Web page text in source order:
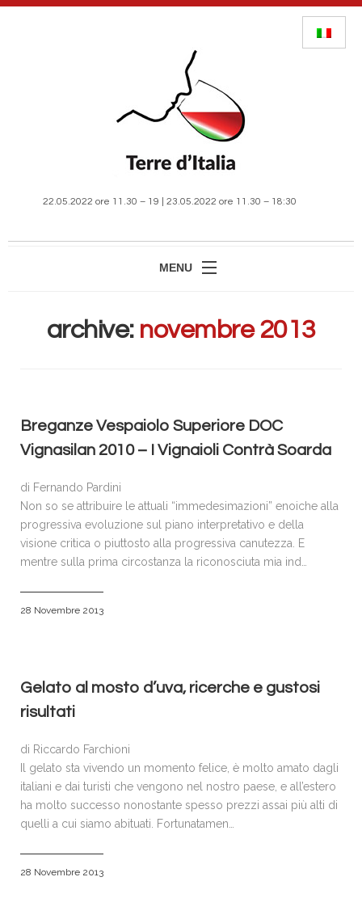
22.05.2022 ore 11.30 – 19 | 23.05.2022 ore 11.30 – 18:30
MENU
MANIFESTAZIONE
ACCREDITI E PRENOTAZIONI
SPONSOR & PARTNERS
NEWS
CONTATTI
POLICY
archive: novembre 2013
Breganze Vespaiolo Superiore DOC
Vignasilan 2010 – I Vignaioli Contrà Soarda
di Fernando Pardini
Non so se attribuire le attuali “immedesimazioni” enoiche alla
progressiva evoluzione sul piano interpretativo e della
visione critica o piuttosto alla progressiva canutezza. E
mentre sulla prima circostanza la riconosciuta mia ind…
28 Novembre 2013
Gelato al mosto d’uva, ricerche e gustosi
risultati
di Riccardo Farchioni
Il gelato sta vivendo un momento felice, è molto amato dagli
italiani e dai turisti che vengono nel nostro paese, e all’estero
ha molto successo nonostante spesso prezzi assai più alti di
quelli a cui siamo abituati. Fortunatamen…
28 Novembre 2013